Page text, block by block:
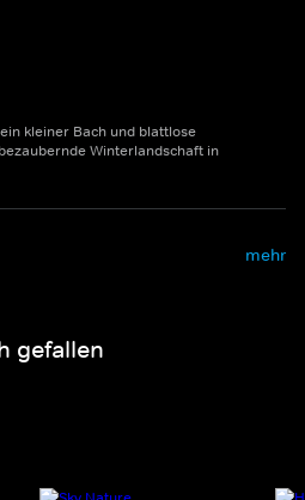
kleiner Bach und blattlose
Winterlandschaft in
mehr
gefallen